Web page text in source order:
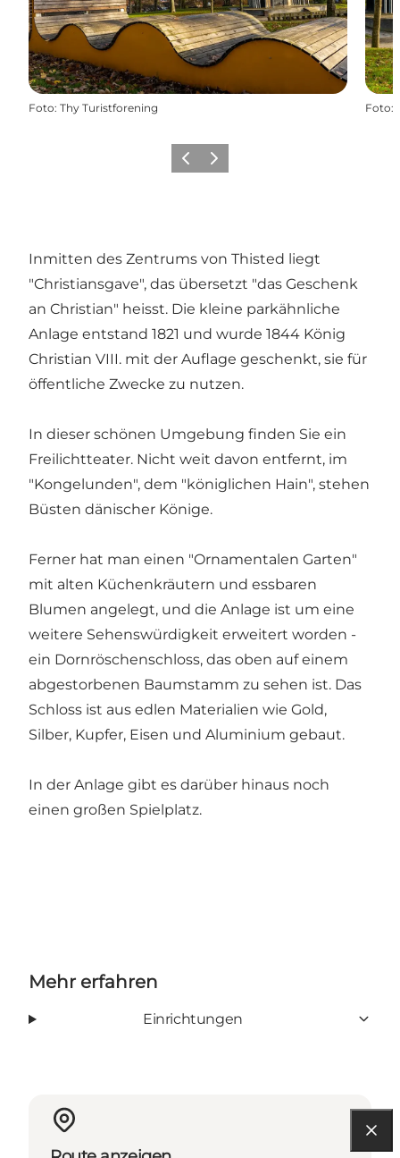
Foto: Thy Turistforening Foto:
ZurückWeiter
Inmitten des Zentrums von Thisted liegt
"Christiansgave", das übersetzt "das Geschenk
an Christian" heisst. Die kleine parkähnliche
Anlage entstand 1821 und wurde 1844 König
Christian VIII. mit der Auflage geschenkt, sie für
öffentliche Zwecke zu nutzen.
In dieser schönen Umgebung finden Sie ein
Freilichtteater. Nicht weit davon entfernt, im
"Kongelunden", dem "königlichen Hain", stehen
Büsten dänischer Könige.
Ferner hat man einen "Ornamentalen Garten"
mit alten Küchenkräutern und essbaren
Blumen angelegt, und die Anlage ist um eine
weitere Sehenswürdigkeit erweitert worden -
ein Dornröschenschloss, das oben auf einem
abgestorbenen Baumstamm zu sehen ist. Das
Schloss ist aus edlen Materialien wie Gold,
Silber, Kupfer, Eisen und Aluminium gebaut.
In der Anlage gibt es darüber hinaus noch
einen großen Spielplatz.
Mehr erfahren
Einrichtungen